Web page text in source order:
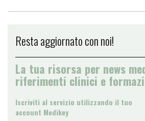
Resta aggiornato con noi!
La tua risorsa per news
riferimenti clinici e
Iscriviti al servizio utilizzando il tuo
account Medikey